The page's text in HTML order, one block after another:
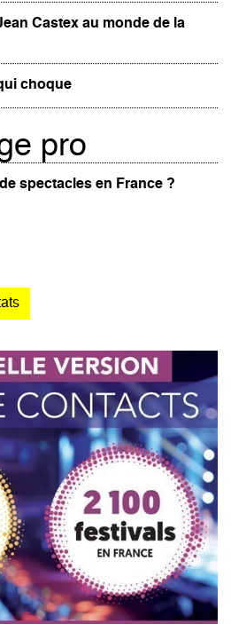
Castex au monde de la
choque
pro
spectacles en France ?